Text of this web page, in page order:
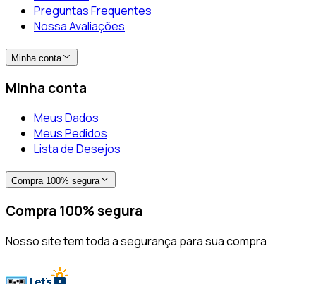
Preguntas Frequentes
Nossa Avaliações
Minha conta
Minha conta
Meus Dados
Meus Pedidos
Lista de Desejos
Compra 100% segura
Compra 100% segura
Nosso site tem toda a segurança para sua compra